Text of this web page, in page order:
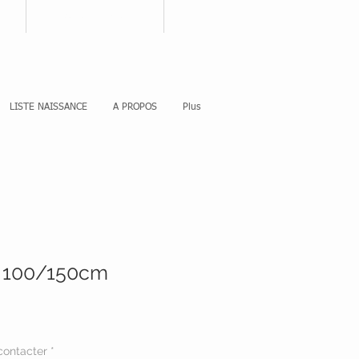
LISTE NAISSANCE A PROPOS Plus
150cm
*